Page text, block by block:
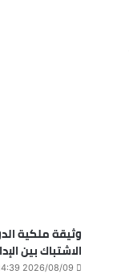
الاشتباك بين
2026/08/09 9:14:39 مساءً